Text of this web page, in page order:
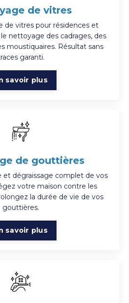
de vitres
de vitres pour résidences et
nettoyage des cadrages, des
moustiquaires. Résultat sans
garanti.
savoir plus
de gouttières
dégraissage complet de vos
votre maison contre les
la durée de vie de vos
gouttières.
savoir plus